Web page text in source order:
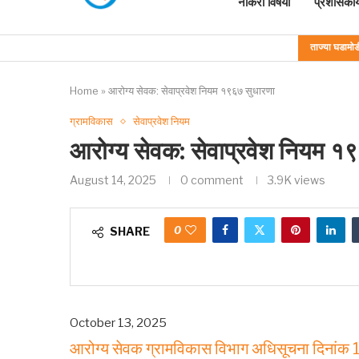
ताज्या
Home » आरोग्य सेवक: सेवाप्रवेश नियम १९६७ सुधारणा
ग्रामविकास सेवाप्रवेश नियम
आरोग्य सेवक: सेवाप्रवेश नियम
August 14, 2025 0 comment 3.9K views
SHARE 0
October 13, 2025
आरोग्य सेवक ग्रामविकास विभाग अधिसूचना